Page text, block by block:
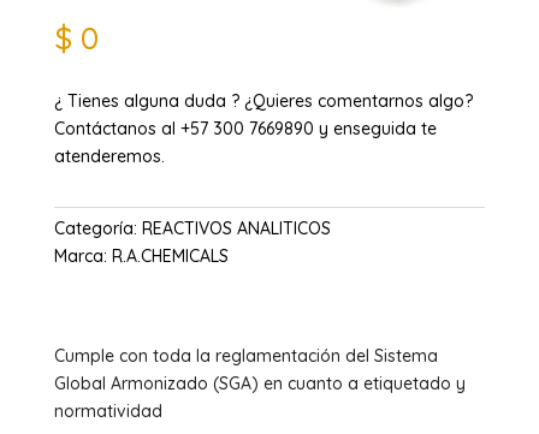
$ 0
¿ Tienes alguna duda ? ¿Quieres comentarnos algo?
Contáctanos al +57 300 7669890 y enseguida te
atenderemos.
Categoría: REACTIVOS ANALITICOS
Marca: R.A.CHEMICALS
Cumple con toda la reglamentación del Sistema
Global Armonizado (SGA) en cuanto a etiquetado y
normatividad